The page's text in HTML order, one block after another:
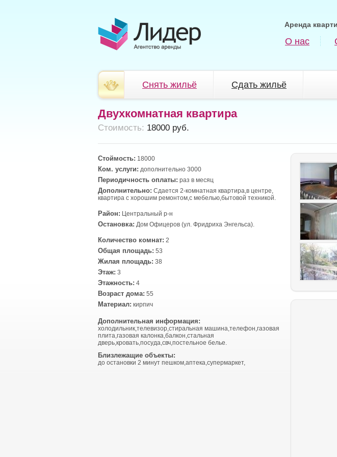
Аренда
О нас
Снять жильё Сдать жильё
Двухкомнатная квартира
Cтоимость: 18000 руб.
Стоймость: 18000
Ком. услуги: дополнительно 3000
Периодичность оплаты: раз в месяц
Дополнительно: Сдается 2-комнатная квартира,в центре,
квартира с хорошим ремонтом,с мебелью,бытовой техникой.
Район: Центральный р-н
Остановка: Дом Офицеров (ул. Фридриха Энгельса).
Количество комнат: 2
Общая площадь: 53
Жилая площадь: 38
Этаж: 3
Этажность: 4
Возраст дома: 55
Материал: кирпич
Дополнительная информация:
холодильник,телевизор,стиральная машина,телефон,газовая
плита,газовая калонка,балкон,стальная
дверь,кровать,посуда,свч,постельное белье.
Близлежащие объекты:
до остановки 2 минут пешком,аптека,супермаркет,